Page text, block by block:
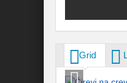
Grid